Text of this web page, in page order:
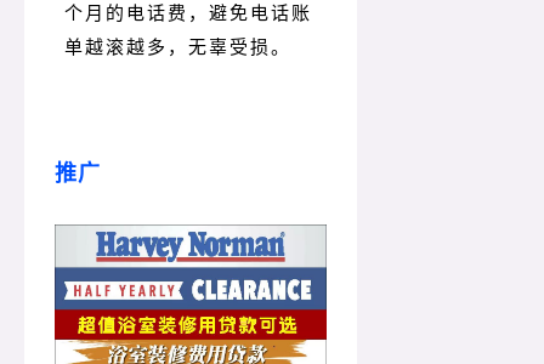
个月的电话费，避免电话账
单越滚越多，无辜受损。
推广